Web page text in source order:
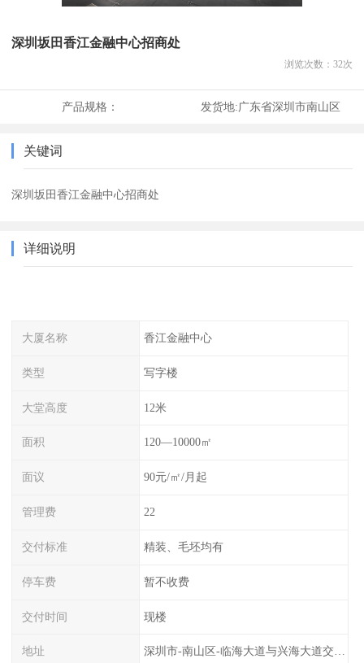
深圳坂田香江金融中心招商处
浏览次数： 32次
产品规格： 发货地:广东省深圳市南山区
关键词
深圳坂田香江金融中心招商处
详细说明
大厦名称 香江金融中心
类型 写字楼
大堂高度 12米
面积 120—10000㎡
面议 90元/㎡/月起
管理费 22
交付标准 精装、毛坯均有
停车费 暂不收费
交付时间 现楼
地址 深圳市-南山区-临海大道与兴海大道交汇处